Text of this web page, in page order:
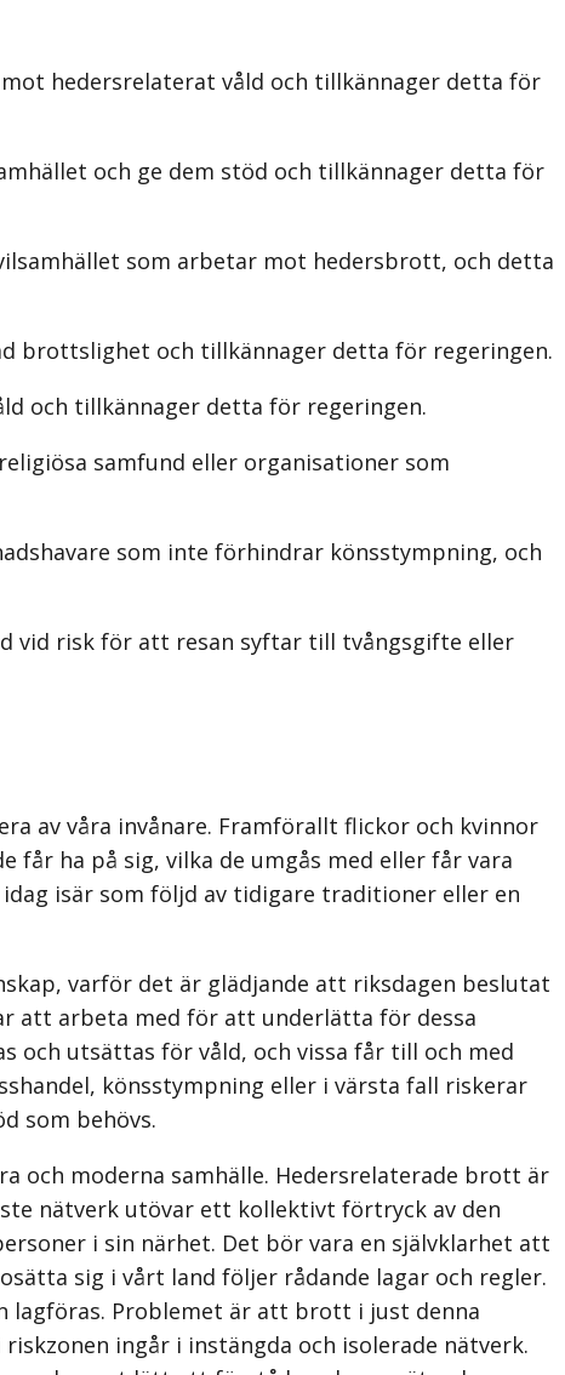
hedersrelaterat våld och tillkännager detta för
och ge dem stöd och tillkännager detta för
som arbetar mot hedersbrott, och detta
brottslighet och tillkännager detta för regeringen.
och tillkännager detta för regeringen.
samfund eller organisationer som
som inte förhindrar könsstympning, och
vid risk för att resan syftar till tvångsgifte eller
av våra invånare. Framförallt flickor och kvinnor
får ha på sig, vilka de umgås med eller får vara
isär som följd av tidigare traditioner eller en
varför det är glädjande att riksdagen beslutat
att arbeta med för att underlätta för dessa
och utsättas för våld, och vissa får till och med
könsstympning eller i värsta fall riskerar
som behövs.
och moderna samhälle. Hedersrelaterade brott är
nätverk utövar ett kollektivt förtryck av den
i sin närhet. Det bör vara en självklarhet att
sig i vårt land följer rådande lagar och regler.
lagföras. Problemet är att brott i just denna
ingår i instängda och isolerade nätverk.